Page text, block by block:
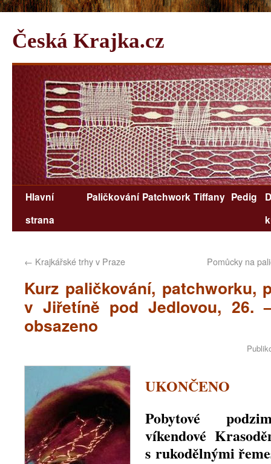
Česká Krajka.cz
Hlavní
strana
Paličkování Patchwork Tiffany Pedig
← Krajkářské trhy v Praze Pomůcky na
Kurz paličkování, patchworku,
v Jiřetíně pod Jedlovou, 26.
obsazeno
UKONČENO
Pobytové
víkendové
s rukodělnými